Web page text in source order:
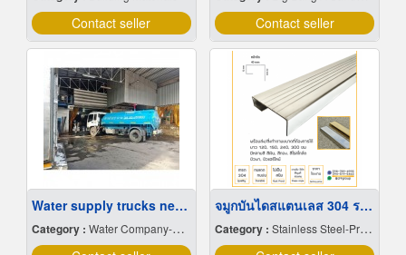
Contact seller Contact seller
Water supply trucks near me
Category : Water Company-Bulk
จมูกบันไดสแตนเลส 304 ราคาโรงงาน
Category : Stainless Steel-Products